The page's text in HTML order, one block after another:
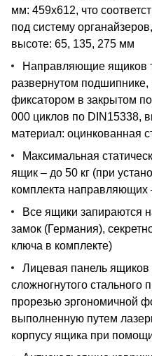
мм: 459х612, что
под систему
высоте: 65, 135, 275 мм
Направляющие ящиков
развернутом
фиксатором в закрытом
000 циклов по DIN15338,
материал: оцинкованная
Максимальная
ящик – до 50 кг (при
комплекта направляющих
Все ящики запираются
замок (Германия),
ключа в комплекте)
Лицевая панель
сложногнутого
прорезью эргономичной
выполненную путем
корпусу ящика при